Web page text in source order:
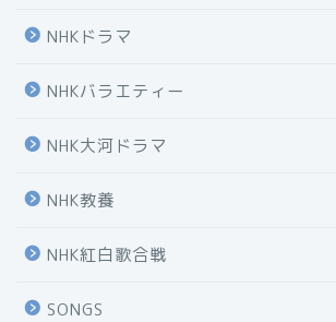
NHKドラマ
NHKバラエティー
NHK大河ドラマ
NHK教養
NHK紅白歌合戦
SONGS